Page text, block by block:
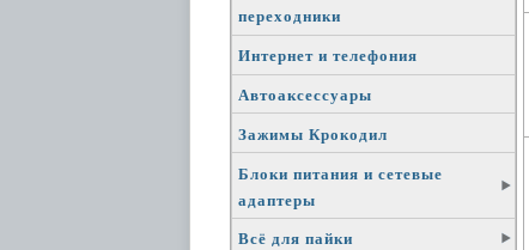
переходники
Интернет и телефония
Автоаксессуары
Зажимы Крокодил
Блоки питания и сетевые
адаптеры
Всё для пайки